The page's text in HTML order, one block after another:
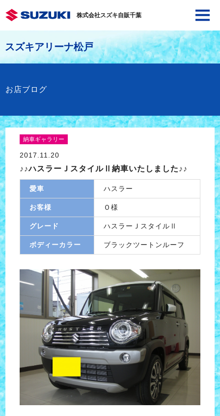
株式会社スズキ自販千葉
スズキアリーナ松戸
お店ブログ
納車ギャラリー
2017.11.20
♪♪ハスラーＪスタイルⅡ納車いたしました♪♪
愛車 ハスラー
お客様 Ｏ様
グレード ハスラーＪスタイルⅡ
ボディーカラー ブラックツートンルーフ